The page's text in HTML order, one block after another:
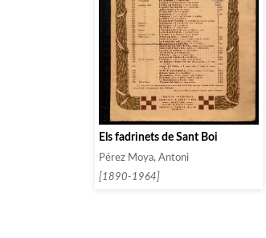
Els fadrinets de Sant Boi
Pérez Moya, Antoni
[1890-1964]